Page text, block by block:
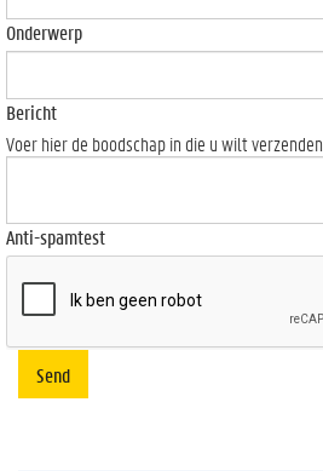
Onderwerp
Bericht
Voer hier de boodschap in die u wilt verzenden.
Anti-spamtest
Send